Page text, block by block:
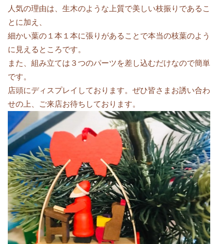
人気の理由は、生木のような上質で美しい枝振りであるこ
とに加え、
細かい葉の１本１本に張りがあることで本当の枝葉のよう
に見えるところです。
また、組み立ては３つのパーツを差し込むだけなので簡単
です。
店頭にディスプレイしております。ぜひ皆さまお誘い合わ
せの上、ご来店お待ちしております。